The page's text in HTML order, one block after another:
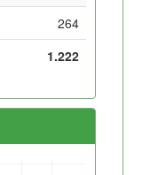
264
1.222